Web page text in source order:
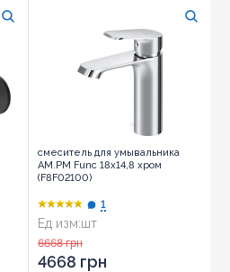
смеситель для умывальника
AM.PM Func 18х14,8 хром
(F8F02100)
Ед изм:шт
1
6668 грн
4668 грн